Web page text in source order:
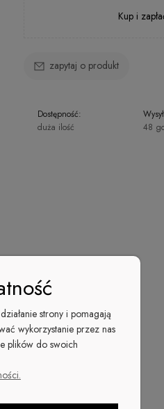
Kup i
zapytaj o produkt
Dostępność:
duża ilość
48
strony i pomagają
wykorzystanie przez nas
plików do swoich